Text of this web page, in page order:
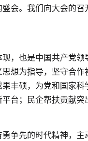
会。我们向大会的
也是中国共产党领
想为指导，坚守合
丰硕，为党和国家科
台；民企帮扶贡献突
先的时代精神，主